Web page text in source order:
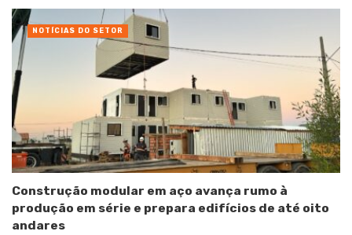
Construção modular em aço avança rumo à
produção em série e prepara edifícios de até oito
andares
NOTÍCIAS DO SETOR